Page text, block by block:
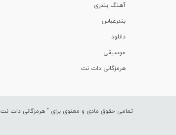
آهنگ بندری
بندرعباس
دانلود
موسیقی
هرمزگانی دات نت
تمامی حقوق مادی و معنوی برای " هرمزگانی دات نت